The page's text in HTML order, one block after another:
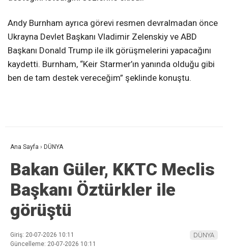
Andy Burnham ayrıca görevi resmen devralmadan önce
Ukrayna Devlet Başkanı Vladimir Zelenskiy ve ABD
Başkanı Donald Trump ile ilk görüşmelerini yapacağını
kaydetti. Burnham, “Keir Starmer’ın yanında olduğu gibi
ben de tam destek vereceğim” şeklinde konuştu.
Ana Sayfa › DÜNYA
Bakan Güler, KKTC Meclis
Başkanı Öztürkler ile
görüştü
Giriş: 20-07-2026 10:11
Güncelleme: 20-07-2026 10:11
DÜNYA